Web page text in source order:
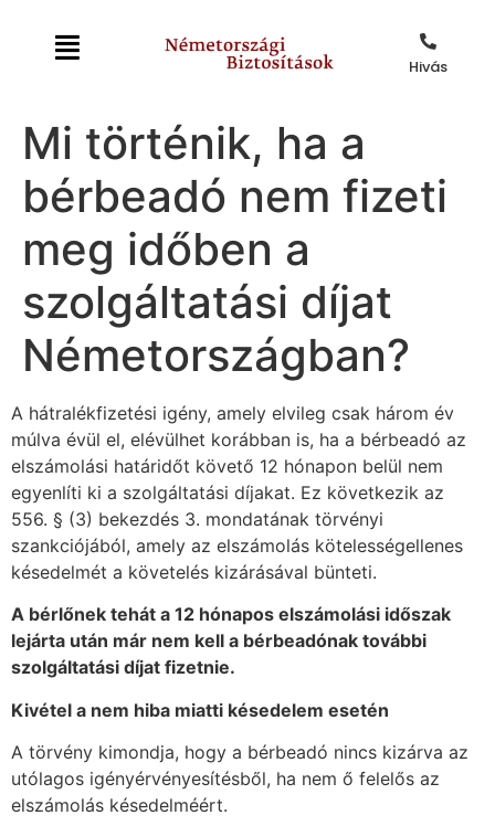
Hivás
Mi történik, ha a
bérbeadó nem fizeti
meg időben a
szolgáltatási díjat
Németországban?
A hátralékfizetési igény, amely elvileg csak három év
múlva évül el, elévülhet korábban is, ha a bérbeadó az
elszámolási határidőt követő 12 hónapon belül nem
egyenlíti ki a szolgáltatási díjakat. Ez következik az
556. § (3) bekezdés 3. mondatának törvényi
szankciójából, amely az elszámolás kötelességellenes
késedelmét a követelés kizárásával bünteti.
A bérlőnek tehát a 12 hónapos elszámolási időszak
lejárta után már nem kell a bérbeadónak további
szolgáltatási díjat fizetnie.
Kivétel a nem hiba miatti késedelem esetén
A törvény kimondja, hogy a bérbeadó nincs kizárva az
utólagos igényérvényesítésből, ha nem ő felelős az
elszámolás késedelméért.